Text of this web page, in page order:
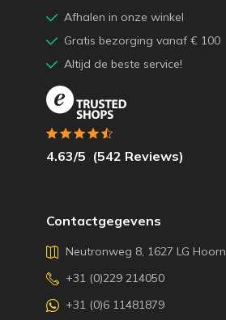
Contactgegevens
Neutronweg 8, 1627 LG Hoorn
+31 (0)229 214050
+31 (0)6 11481879
Afhalen in onze winkel
Gratis bezorging vanaf € 100
Altijd de beste service!
4.63/5 (542 Reviews)